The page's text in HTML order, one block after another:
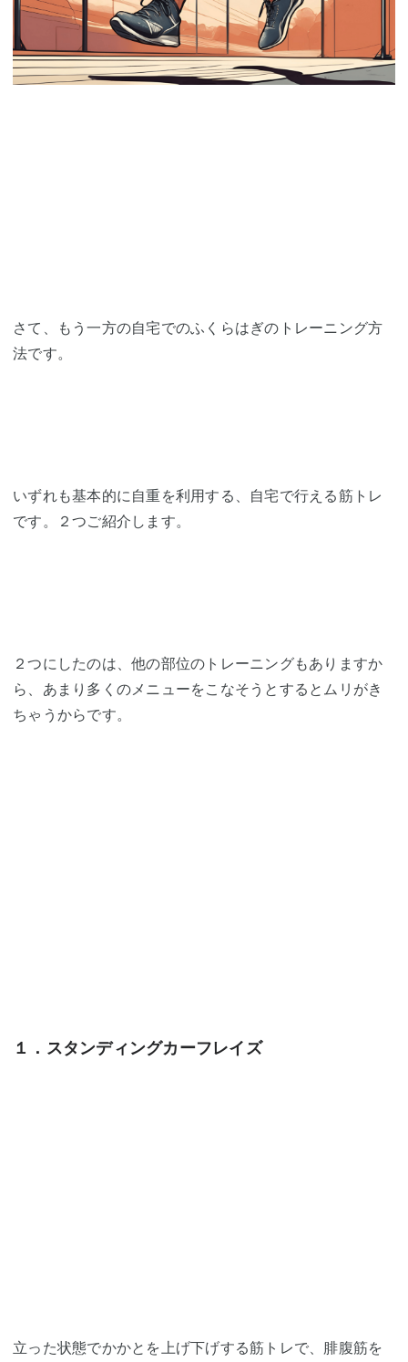
さて、もう一方の自宅でのふくらはぎのトレーニング方
法です。
いずれも基本的に自重を利用する、自宅で行える筋トレ
です。２つご紹介します。
２つにしたのは、他の部位のトレーニングもありますか
ら、あまり多くのメニューをこなそうとするとムリがき
ちゃうからです。
１．スタンディングカーフレイズ
立った状態でかかとを上げ下げする筋トレで、腓腹筋を